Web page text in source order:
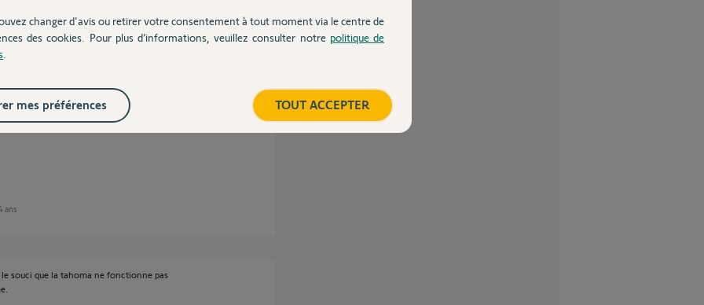
soit manuellement, soit de façon
le cas pour vous) soit par une smart.
sur la chaine Youtube Somfy.
SGr...
ans
souci que la tahoma ne fonctionne pas
changer d'avis ou retirer votre consentement à tout moment via le centre de
des cookies. Pour plus d’informations, veuillez consulter notre politique de
TOUT ACCEPTER
mes préférences